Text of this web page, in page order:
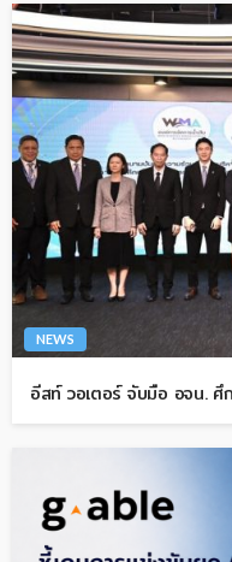
NEWS
อีสท์ วอเตอร์ จับมือ อจน. ศึ